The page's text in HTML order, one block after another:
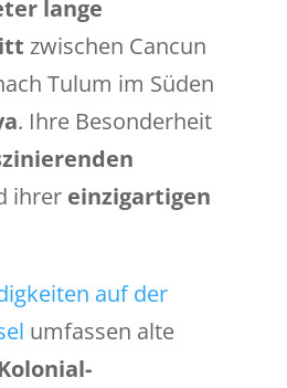
lange
zwischen Cancun
Tulum im Süden
. Ihre Besonderheit
ihrer einzigartigen
auf der
umfassen alte